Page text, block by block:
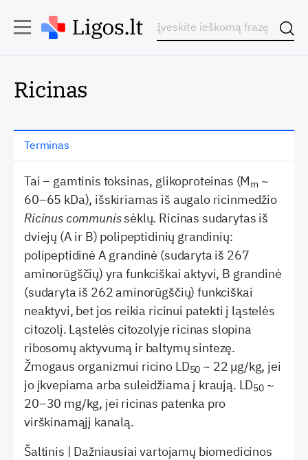
Ricinas
Terminas
Tai – gamtinis toksinas, glikoproteinas (Mm ~
60–65 kDa), išskiriamas iš augalo ricinmedžio
Ricinus communissėklų. Ricinas sudarytas iš
dviejų (A ir B) polipeptidinių grandinių:
polipeptidinė A grandinė (sudaryta iš 267
aminorūgščių) yra funkciškai aktyvi, B grandinė
(sudaryta iš 262 aminorūgščių) funkciškai
neaktyvi, bet jos reikia ricinui patekti į ląstelės
citozolį. Ląstelės citozolyje ricinas slopina
ribosomų aktyvumą ir baltymų sintezę.
Žmogaus organizmui ricino LD50 ~ 22 μg/kg, jei
jo įkvepiama arba suleidžiama į kraują. LD50~
20–30 mg/kg, jei ricinas patenka pro
virškinamąjį kanalą.
Šaltinis | Dažniausiai vartojamų biomedicinos